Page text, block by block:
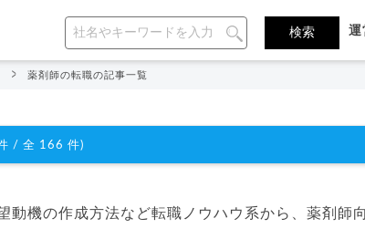
運
薬剤師の転職の記事一覧
/ 全 166 件)
動機の作成方法など転職ノウハウ系から、薬剤師